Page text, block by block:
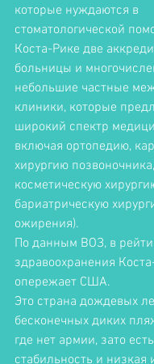
которые нуждаются в
стоматологической
Коста-Рике две
больницы и
небольшие частные
клиники, которые
широкий спектр
включая ортопедию,
хирургию позвоночника,
косметическую
бариатрическую
ожирения).
По данным ВОЗ, в
здравоохранения
опережает США.
Это страна дождевых
бесконечных диких
где нет армии, зато
стабильность и низкая